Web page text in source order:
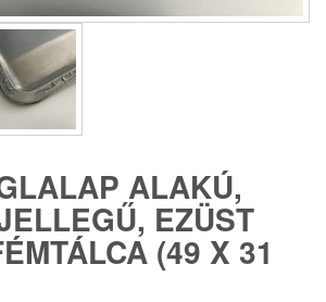
ALAKÚ,
EZÜST
(49 X 31